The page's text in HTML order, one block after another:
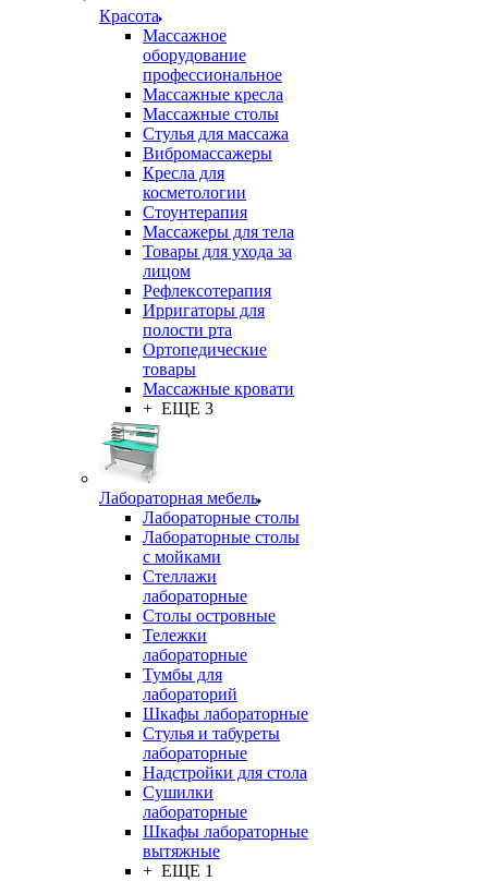
Красота
Массажное
оборудование
профессиональное
Массажные кресла
Массажные столы
Стулья для массажа
Вибромассажеры
Кресла для
косметологии
Стоунтерапия
Массажеры для тела
Товары для ухода за
лицом
Рефлексотерапия
Ирригаторы для
полости рта
Ортопедические
товары
Массажные кровати
+ ЕЩЕ 3
Лабораторная мебель
Лабораторные столы
Лабораторные столы
с мойками
Стеллажи
лабораторные
Столы островные
Тележки
лабораторные
Тумбы для
лабораторий
Шкафы лабораторные
Стулья и табуреты
лабораторные
Надстройки для стола
Сушилки
лабораторные
Шкафы лабораторные
вытяжные
+ ЕЩЕ 1